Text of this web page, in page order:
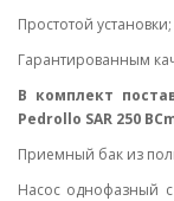
Простотой установки;
Гарантированным
В комплект
Pedrollo SAR 250
Приемный бак из
Насос однофазный